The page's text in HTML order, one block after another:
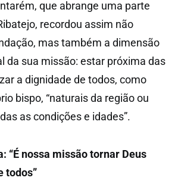
que abrange uma parte
recordou assim não
mas também a dimensão
da sua missão: estar próxima das
a dignidade de todos, como
bispo, “naturais da região ou
as condições e idades”.
“É nossa missão tornar Deus
todos”